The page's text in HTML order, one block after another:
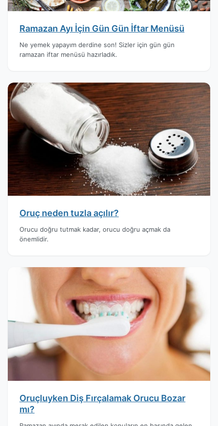
Ramazan Ayı İçin Gün Gün İftar Menüsü
Ne yemek yapayım derdine son! Sizler için gün gün
ramazan iftar menüsü hazırladık.
Oruç neden tuzla açılır?
Orucu doğru tutmak kadar, orucu doğru açmak da
önemlidir.
Oruçluyken Diş Fırçalamak Orucu Bozar
mı?